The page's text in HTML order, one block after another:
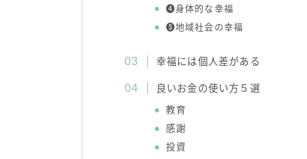
❹身体的な幸福
❺地域社会の幸福
幸福には個人差がある
良いお金の使い方５選
教育
感謝
投資